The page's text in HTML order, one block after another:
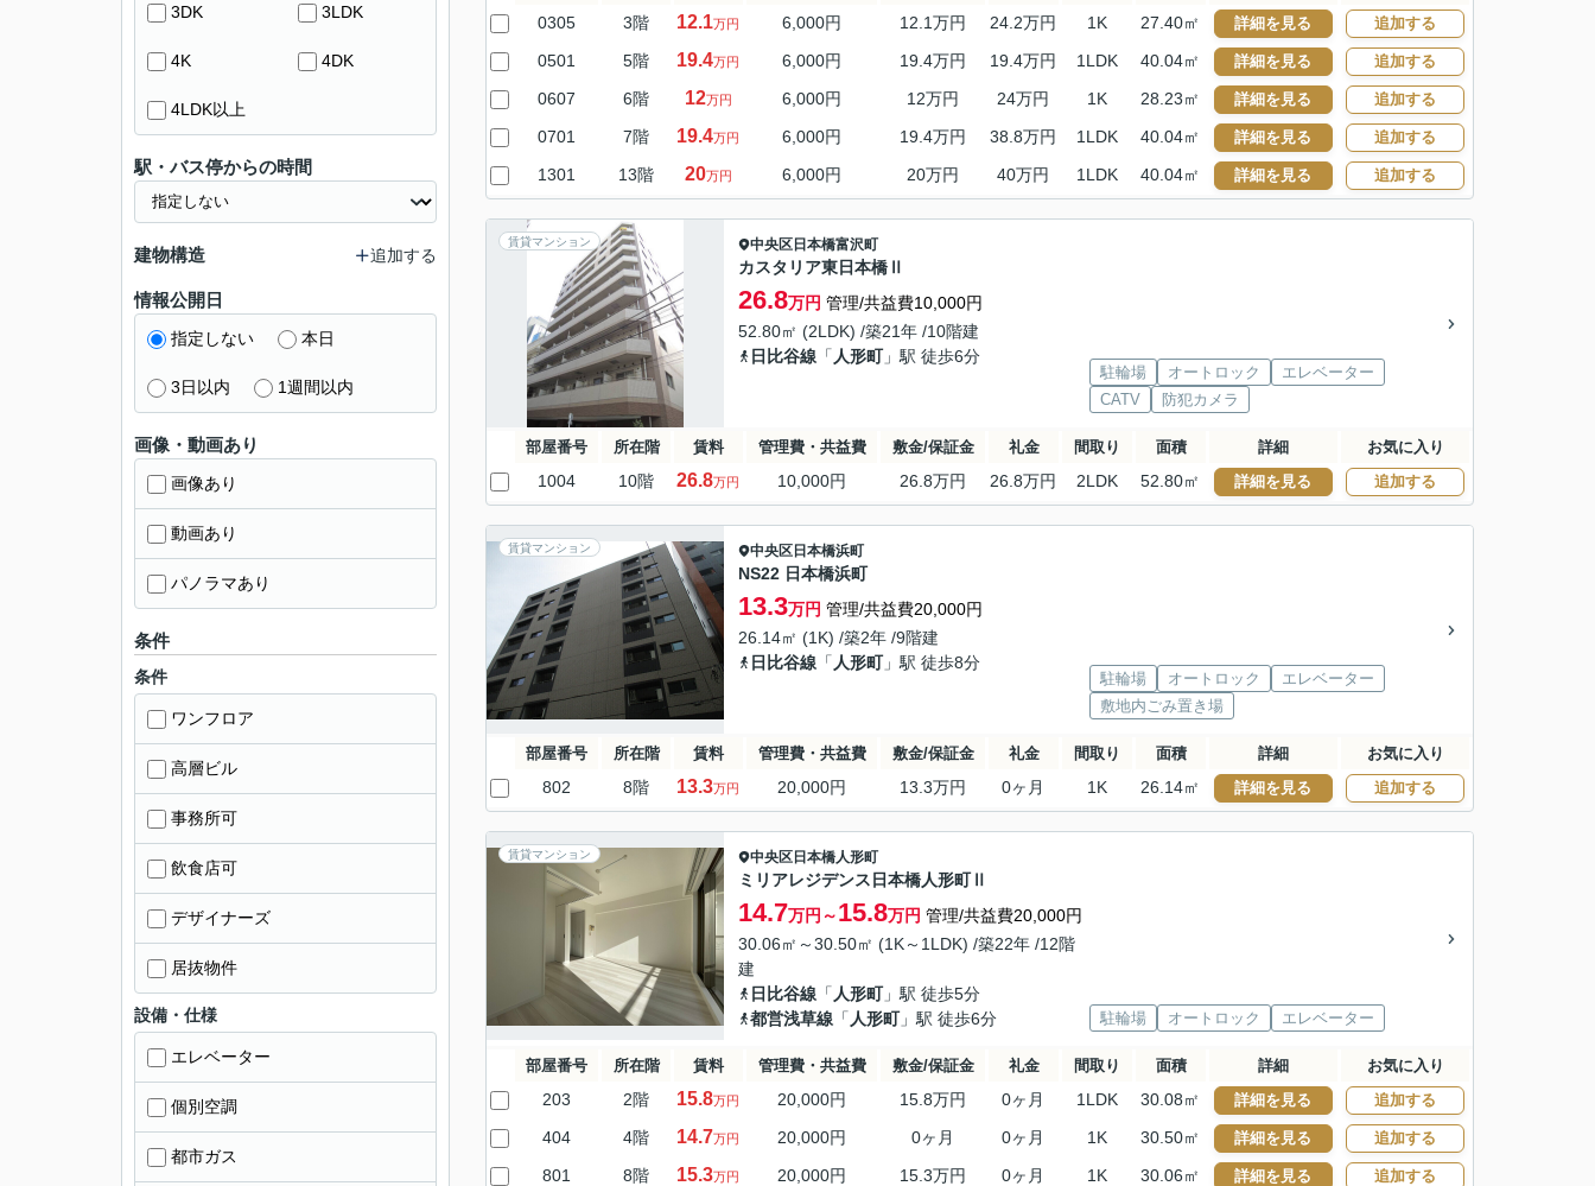
0305 3階 12.1万円 6,000円 12.1万円 24.2万円 1K 27.40㎡ 詳細を見る 追加する
0501 5階 19.4万円 6,000円 19.4万円 19.4万円 1LDK 40.04㎡ 詳細を見る 追加する
0607 6階 12万円 6,000円 12万円 24万円 1K 28.23㎡ 詳細を見る 追加する
0701 7階 19.4万円 6,000円 19.4万円 38.8万円 1LDK 40.04㎡ 詳細を見る 追加する
1301 13階 20万円 6,000円 20万円 40万円 1LDK 40.04㎡ 詳細を見る 追加する
賃貸マンション 中央区 日本橋富沢町
カスタリア東日本橋Ⅱ
26.8万円 管理/共益費10,000円
52.80㎡ (2LDK) /築21年 /10階建
日比谷線 「 人形町」駅 徒歩6分
駐輪場 オートロック
エレベーター
CATV
防犯カメラ
部屋番号 所在階 賃料 管理費・共益費 敷金/保証金 礼金 間取り 面積 詳細 お気に入り
1004 10階 26.8万円 10,000円 26.8万円 26.8万円 2LDK 52.80㎡ 詳細を見る 追加する
賃貸マンション 中央区 日本橋浜町
NS22 日本橋浜町
13.3万円 管理/共益費20,000円
26.14㎡ (1K) /築2年 /9階建
日比谷線 「 人形町」駅 徒歩8分
駐輪場 オートロック
エレベーター
敷地内ごみ置き場
部屋番号 所在階 賃料 管理費・共益費 敷金/保証金 礼金 間取り 面積 詳細 お気に入り
802 8階 13.3万円 20,000円 13.3万円 0ヶ月 1K 26.14㎡ 詳細を見る 追加する
賃貸マンション 中央区 日本橋人形町
ミリアレジデンス日本橋人形町Ⅱ
14.7万円～15.8万円 管理/共益費20,000円
30.06㎡～30.50㎡ (1K～1LDK) /築22年 /12階
建
日比谷線 「 人形町」駅 徒歩5分
都営浅草線 「 人形町」駅 徒歩6分 駐輪場 オートロック エレベーター
部屋番号 所在階 賃料 管理費・共益費 敷金/保証金 礼金 間取り 面積 詳細 お気に入り
203 2階 15.8万円 20,000円 15.8万円 0ヶ月 1LDK 30.08㎡ 詳細を見る 追加する
404 4階 14.7万円 20,000円 0ヶ月 0ヶ月 1K 30.50㎡ 詳細を見る 追加する
801 8階 15.3万円 20,000円 15.3万円 0ヶ月 1K 30.06㎡ 詳細を見る 追加する
3DK 3LDK
4K 4DK
4LDK以上
駅・バス停からの時間
建物構造 追加する
情報公開日
指定しない 本日
3日以内 1週間以内
画像・動画あり
画像あり
動画あり
パノラマあり
条件
条件
ワンフロア
高層ビル
事務所可
飲食店可
デザイナーズ
居抜物件
設備・仕様
エレベーター
個別空調
都市ガス